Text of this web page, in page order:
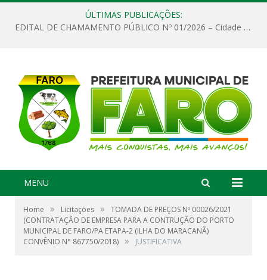
ÚLTIMAS PUBLICAÇÕES:
EDITAL DE CHAMAMENTO PÚBLICO Nº 01/2026 – Cidade de Faro
MENU
Home » Licitações »
TOMADA DE PREÇOS Nº 00026/2021
(CONTRATAÇÃO DE EMPRESA PARA A CONTRUÇÃO DO PORTO
MUNICIPAL DE FARO/PA ETAPA-2 (ILHA DO MARACANÃ)
CONVÊNIO N° 867750/2018) » JUSTIFICATIVA